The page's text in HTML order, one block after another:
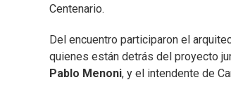
Centenario.
Del encuentro participaron el
quienes están detrás del proyecto
Pablo Menoni, y el intendente de